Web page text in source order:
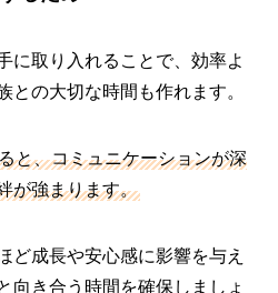
に取り入れることで、効率よ
との大切な時間も作れます。
と、コミュニケーションが深
が強まります。
ど成長や安心感に影響を与え
向き合う時間を確保しましょ